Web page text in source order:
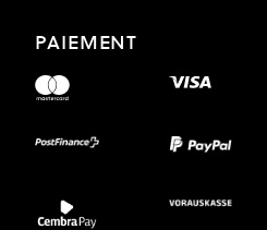
PAIEMENT